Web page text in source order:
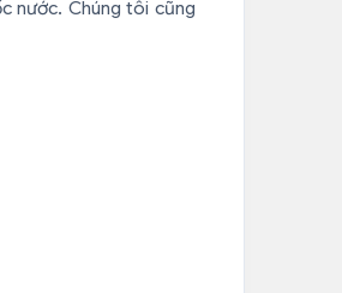
nước. Chúng tôi cũng